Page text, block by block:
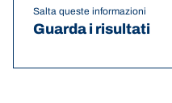
Salta queste informazioni
Guarda i risultati